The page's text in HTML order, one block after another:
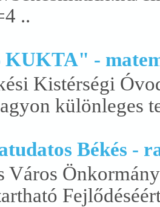
..
-
Kistérségi
különleges
Békés -
Város